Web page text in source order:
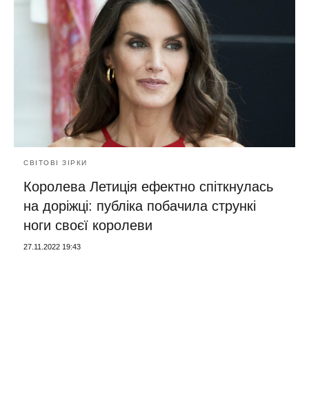
СВІТОВІ ЗІРКИ
Королева Летиція ефектно спіткнулась
на доріжці: публіка побачила стрункі
ноги своєї королеви
27.11.2022 19:43